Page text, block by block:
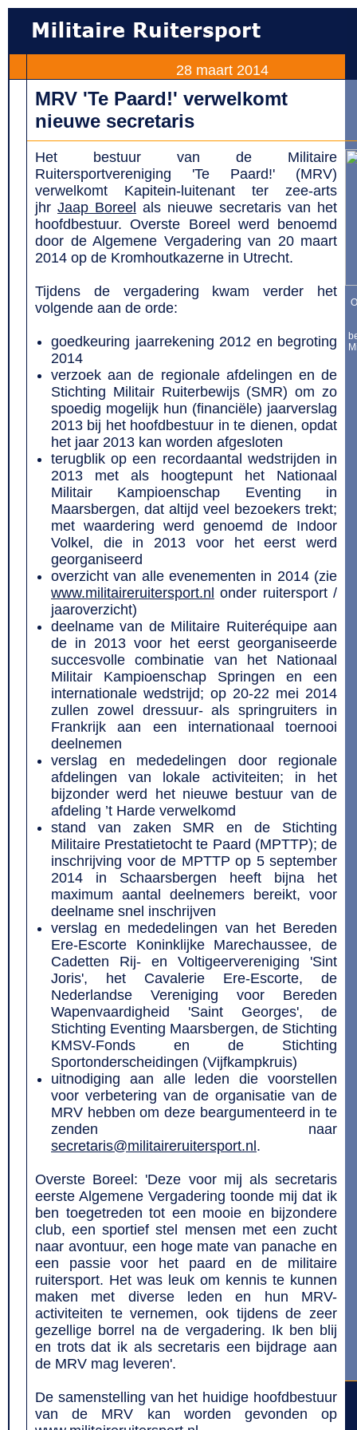
28 maart 2014
MRV 'Te Paard!' verwelkomt
nieuwe secretaris
Het bestuur van de Militaire
Ruitersportvereniging 'Te Paard!' (MRV)
verwelkomt Kapitein-luitenant ter zee-arts
jhr Jaap Boreel als nieuwe secretaris van het
hoofdbestuur. Overste Boreel werd benoemd
door de Algemene Vergadering van 20 maart
2014 op de Kromhoutkazerne in Utrecht.
Tijdens de vergadering kwam verder het
volgende aan de orde:
goedkeuring jaarrekening 2012 en begroting
2014
verzoek aan de regionale afdelingen en de
Stichting Militair Ruiterbewijs (SMR) om zo
spoedig mogelijk hun (financiële) jaarverslag
2013 bij het hoofdbestuur in te dienen, opdat
het jaar 2013 kan worden afgesloten
terugblik op een recordaantal wedstrijden in
2013 met als hoogtepunt het Nationaal
Militair Kampioenschap Eventing in
Maarsbergen, dat altijd veel bezoekers trekt;
met waardering werd genoemd de Indoor
Volkel, die in 2013 voor het eerst werd
georganiseerd
overzicht van alle evenementen in 2014 (zie
www.militaireruitersport.nl onder ruitersport /
jaaroverzicht)
deelname van de Militaire Ruiteréquipe aan
de in 2013 voor het eerst georganiseerde
succesvolle combinatie van het Nationaal
Militair Kampioenschap Springen en een
internationale wedstrijd; op 20-22 mei 2014
zullen zowel dressuur- als springruiters in
Frankrijk aan een internationaal toernooi
deelnemen
verslag en mededelingen door regionale
afdelingen van lokale activiteiten; in het
bijzonder werd het nieuwe bestuur van de
afdeling ’t Harde verwelkomd
stand van zaken SMR en de Stichting
Militaire Prestatietocht te Paard (MPTTP); de
inschrijving voor de MPTTP op 5 september
2014 in Schaarsbergen heeft bijna het
maximum aantal deelnemers bereikt, voor
deelname snel inschrijven
verslag en mededelingen van het Bereden
Ere-Escorte Koninklijke Marechaussee, de
Cadetten Rij- en Voltigeervereniging 'Sint
Joris', het Cavalerie Ere-Escorte, de
Nederlandse Vereniging voor Bereden
Wapenvaardigheid 'Saint Georges', de
Stichting Eventing Maarsbergen, de Stichting
KMSV-Fonds en de Stichting
Sportonderscheidingen (Vijfkampkruis)
uitnodiging aan alle leden die voorstellen
voor verbetering van de organisatie van de
MRV hebben om deze beargumenteerd in te
zenden naar
secretaris@militaireruitersport.nl .
Overste Boreel: 'Deze voor mij als secretaris
eerste Algemene Vergadering toonde mij dat ik
ben toegetreden tot een mooie en bijzondere
club, een sportief stel mensen met een zucht
naar avontuur, een hoge mate van panache en
een passie voor het paard en de militaire
ruitersport. Het was leuk om kennis te kunnen
maken met diverse leden en hun MRV-
activiteiten te vernemen, ook tijdens de zeer
gezellige borrel na de vergadering. Ik ben blij
en trots dat ik als secretaris een bijdrage aan
de MRV mag leveren'.
De samenstelling van het huidige hoofdbestuur
van de MRV kan worden gevonden op